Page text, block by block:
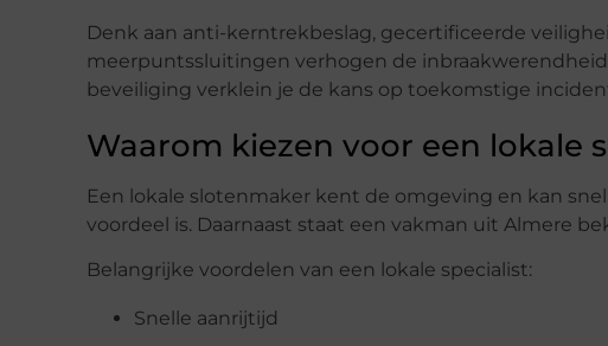
Denk aan anti-kerntrekbeslag, gecertificeerde
meerpuntssluitingen verhogen de
beveiliging verklein je de kans op toekomstige
Waarom kiezen voor een lokale
Een lokale slotenmaker kent de omgeving en kan
voordeel is. Daarnaast staat een vakman uit Almere
Belangrijke voordelen van een lokale specialist:
Snelle aanrijtijd